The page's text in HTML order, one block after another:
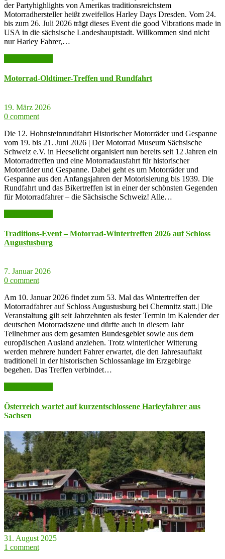
der Partyhighlights von Amerikas traditionsreichstem
Motorradhersteller heißt zweifellos Harley Days Dresden. Vom 24.
bis zum 26. Juli 2026 trägt dieses Event die good Vibrations made in
USA in die sächsische Landeshauptstadt. Willkommen sind nicht
nur Harley Fahrer,…
Motorrad-Oldtimer-Treffen und Rundfahrt
19. März 2026
0 comment
Die 12. Hohnsteinrundfahrt Historischer Motorräder und Gespanne
vom 19. bis 21. Juni 2026 | Der Motorrad Museum Sächsische
Schweiz e.V. in Heeselicht organisiert nun bereits seit 12 Jahren ein
Motorradtreffen und eine Motorradausfahrt für historischer
Motorräder und Gespanne. Dabei geht es um Motorräder und
Gespanne aus den Anfangsjahren der Motorisierung bis 1939. Die
Rundfahrt und das Bikertreffen ist in einer der schönsten Gegenden
für Motorradfahrer – die Sächsische Schweiz! Alle…
Traditions-Event – Motorrad-Wintertreffen 2026 auf Schloss
Augustusburg
7. Januar 2026
0 comment
Am 10. Januar 2026 findet zum 53. Mal das Wintertreffen der
Motorradfahrer auf Schloss Augustusburg bei Chemnitz statt.| Die
Veranstaltung gilt seit Jahrzehnten als fester Termin im Kalender der
deutschen Motorradszene und dürfte auch in diesem Jahr
Teilnehmer aus dem gesamten Bundesgebiet sowie aus dem
europäischen Ausland anziehen. Trotz winterlicher Witterung
werden mehrere hundert Fahrer erwartet, die den Jahresauftakt
traditionell in der historischen Schlossanlage im Erzgebirge
begehen. Das Treffen verbindet…
Österreich wartet auf kurzentschlossene Harleyfahrer aus
Sachsen
31. August 2025
1 comment